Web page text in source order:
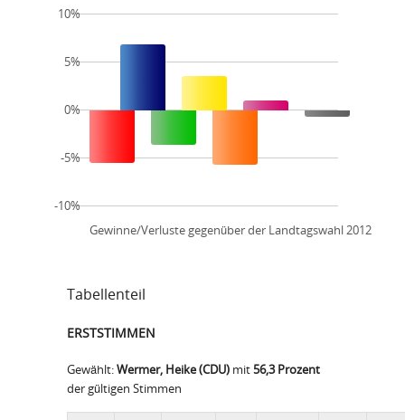
Gewinne/Verluste gegenüber der Landtagswahl 2012
10%
5%
0%
-5%
-10%
Tabellenteil
ERSTSTIMMEN
Gewählt:Wermer, Heike (CDU) mit56,3 Prozent
der gültigen Stimmen